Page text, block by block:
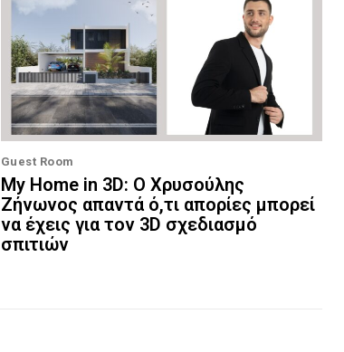
Guest Room
My Home in 3D: Ο Χρυσούλης
Ζήνωνος απαντά ό,τι απορίες μπορεί
να έχεις για τον 3D σχεδιασμό
σπιτιών